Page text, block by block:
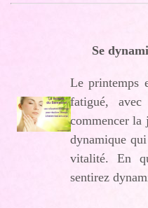
Se
Le printemps
fatigué,
commencer la
dynamique
vitalité. En
sentirez